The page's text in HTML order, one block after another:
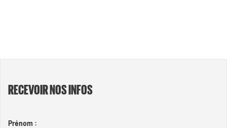
RECEVOIR NOS INFOS
Prénom :